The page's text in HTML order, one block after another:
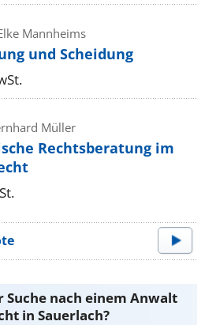
Mannheims
und Scheidung
Müller
Rechtsberatung im
Suche nach einem Anwalt
in Sauerlach?